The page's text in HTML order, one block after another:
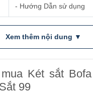
- Hướng Dẫn sử dụng
Xem thêm nội dung ▼
Két sắt
99